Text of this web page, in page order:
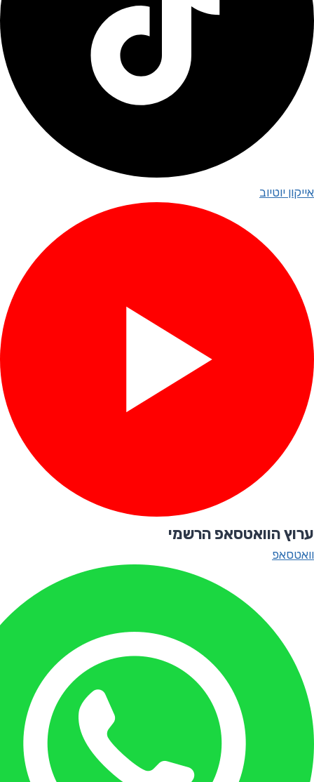
אייקון יוטיוב
ערוץ הוואטסאפ הרשמי
וואטסאפ